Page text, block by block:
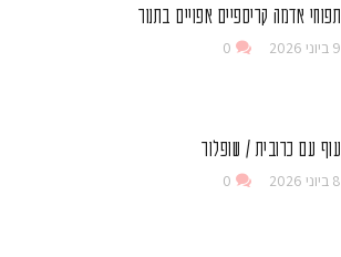
תפוחי אדמה קריספיים אפויים בתנור
9 ביוני 2026 0
עוף עם כרובית / שופלור
8 ביוני 2026 0